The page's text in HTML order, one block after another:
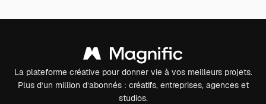
La plateforme créative pour donner vie à vos meilleurs projets.
Plus d’un million d’abonnés : créatifs, entreprises, agences et
studios.